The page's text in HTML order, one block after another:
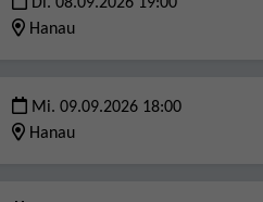
Hanau
Mi. 09.09.2026 18:00
Hanau